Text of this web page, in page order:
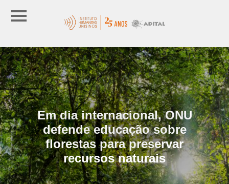
Em dia internacional, ONU
defende educação sobre
florestas para preservar
recursos naturais